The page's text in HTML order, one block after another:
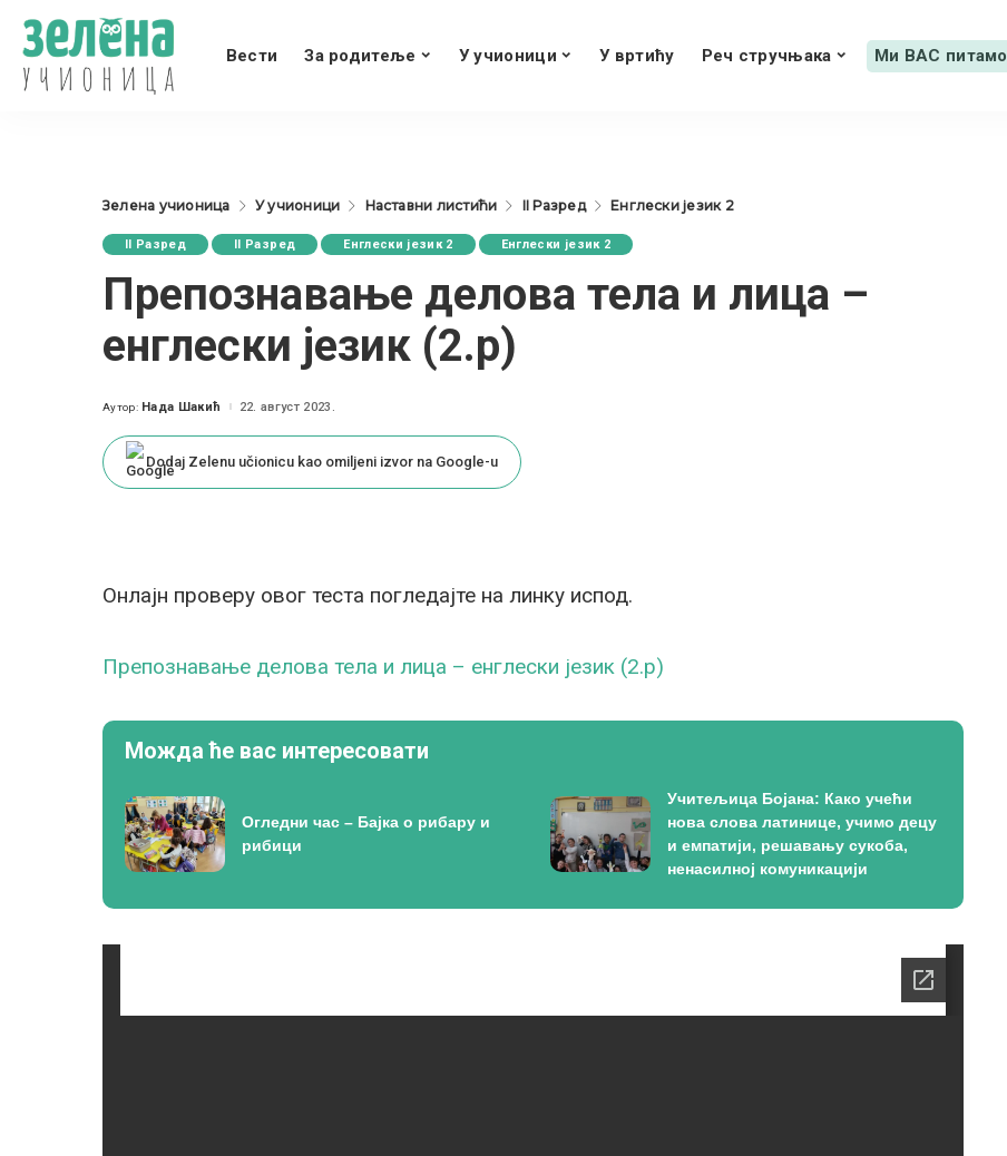
Вести За родитеље У учионици У вртићу Реч стручњака Ми ВАС питамо
Зелена учионица У учионици Наставни листићи II Разред Енглески језик 2
II Разред II Разред Енглески језик 2 Енглески језик 2
Препознавање делова тела и лица –
енглески језик (2.р)
Posted
Аутор: Нада Шакић 22. август 2023.
Dodaj Zelenu učionicu kao omiljeni izvor na Google-u
Онлајн проверу овог теста погледајте на линку испод.
Препознавање делова тела и лица – енглески језик (2.р)
Можда ће вас интересовати
Огледни час – Бајка о рибару и
рибици
Учитељица Бојана: Како учећи
нова слова латинице, учимо децу
и емпатији, решавању сукоба,
ненасилној комуникацији